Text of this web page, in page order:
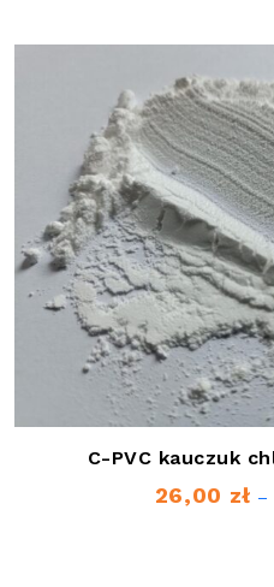
C-PVC kauczuk
26,00 zł –